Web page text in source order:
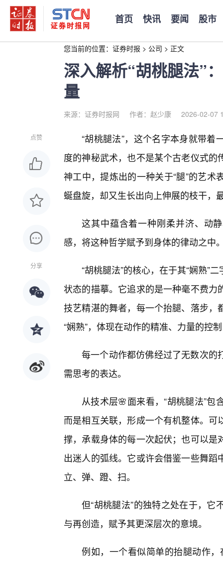
首页 快讯 要闻 股市
您当前的位置： 证券时报 > 公司 > 正文
深入解析“胡桃腿法”
量
来源：证券时报网 作者：赵少康 2026-02-07
点赞
分享
“胡桃腿法”，这个名字本身就带
度的神秘武术，也不是某个古老仪式
神工中，提炼出的一种关于“腿”的艺
蜒盘旋，却又生长出向上伸展的枝干，
这其中蕴含着一种刚柔并济、动
感，将这种哲学赋予到身体的律动之中
“胡桃腿法”的核心，在于其“娴熟”
状态的描摹。它追求的是一种毫不费
技艺精湛的舞者，每一个抬腿、落步
“娴熟”，体现在动作的精准、力量的控
每一个动作都仿佛经过了无数次的
需思考的表达。
从技术层🌸面来看，“胡桃腿法”
而是相互关联，形成一个有机整体。
撑，承载身体的每一次起伏；也可以
出迷人的弧线。它或许会借鉴一些舞
立、弹、蹬、扫。
但“胡桃腿法”的独特之处在于，
与再创造，赋予其更深层次的意境。
例如，一个看似简单的抬腿动作，